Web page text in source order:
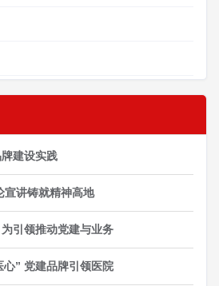
建设实践
宣讲铸就精神高地
引领推动党建与业务
” 党建品牌引领医院